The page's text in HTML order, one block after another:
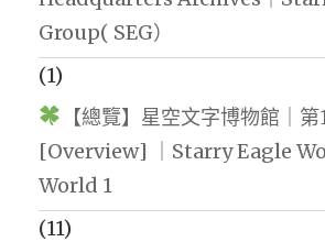
Group( SEG）
(1)
【總覽】星空文字博物館｜第
[Overview] ｜Starry Eagle
World 1
(11)